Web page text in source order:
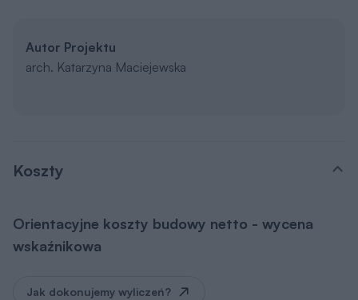
Autor Projektu
arch. Katarzyna Maciejewska
Koszty
Orientacyjne koszty budowy netto - wycena
wskaźnikowa
Jak dokonujemy wyliczeń?